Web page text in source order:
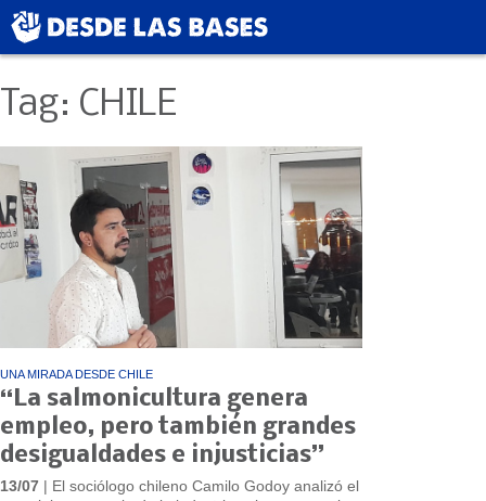
Tag: CHILE
UNA MIRADA DESDE CHILE
“La salmonicultura genera
empleo, pero también grandes
desigualdades e injusticias”
13/07 | El sociólogo chileno Camilo Godoy analizó el